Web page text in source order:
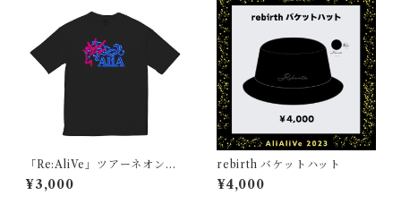
「Re:AliVe」ツアーネオンT
シャツ
¥3,000
rebirth バケットハット
¥4,000